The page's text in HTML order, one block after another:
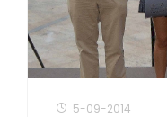
5-09-2014